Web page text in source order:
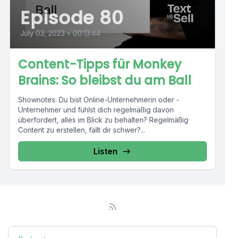
Episode 80
July 03, 2023 • 00:13:44
Content-Tipps für Monkey
Brains: So bleibst du am Ball
Shownotes: Du bist Online-Unternehmerin oder -
Unternehmer und fühlst dich regelmäßig davon
überfordert, alles im Blick zu behalten? Regelmäßig
Content zu erstellen, fällt dir schwer?...
Listen